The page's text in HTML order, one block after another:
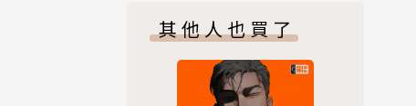
其他人也買了